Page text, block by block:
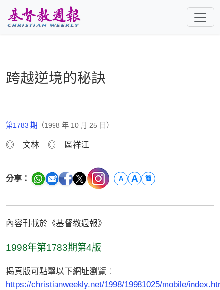
跨越逆境的秘訣
第1783 期 （1998 年 10 月 25 日）
◎ 文林 ◎ 區祥江
分享： A A 簡
內容刊載於《基督教週報》
1998年第1783期第4版
揭頁版可點擊以下網址瀏覽：
https://christianweekly.net/1998/19981025/mobile/